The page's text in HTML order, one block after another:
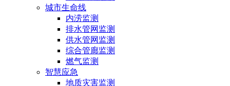
城市生命线
内涝监测
排水管网监测
供水管网监测
综合管廊监测
燃气监测
智慧应急
地质灾害监测